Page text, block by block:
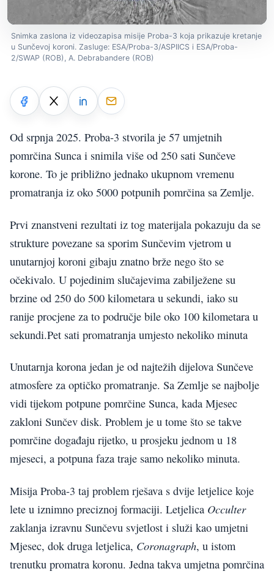
Snimka zaslona iz videozapisa misije Proba-3 koja prikazuje kretanje
u Sunčevoj koroni. Zasluge: ESA/Proba-3/ASPIICS i ESA/Proba-
2/SWAP (ROB), A. Debrabandere (ROB)
Od srpnja 2025. Proba-3 stvorila je 57 umjetnih
pomrčina Sunca i snimila više od 250 sati Sunčeve
korone. To je približno jednako ukupnom vremenu
promatranja iz oko 5000 potpunih pomrčina sa Zemlje.
Prvi znanstveni rezultati iz tog materijala pokazuju da se
strukture povezane sa sporim Sunčevim vjetrom u
unutarnjoj koroni gibaju znatno brže nego što se
očekivalo. U pojedinim slučajevima zabilježene su
brzine od 250 do 500 kilometara u sekundi, iako su
ranije procjene za to područje bile oko 100 kilometara u
sekundi.Pet sati promatranja umjesto nekoliko minuta
Unutarnja korona jedan je od najtežih dijelova Sunčeve
atmosfere za optičko promatranje. Sa Zemlje se najbolje
vidi tijekom potpune pomrčine Sunca, kada Mjesec
zakloni Sunčev disk. Problem je u tome što se takve
pomrčine događaju rijetko, u prosjeku jednom u 18
mjeseci, a potpuna faza traje samo nekoliko minuta.
Misija Proba-3 taj problem rješava s dvije letjelice koje
lete u iznimno preciznoj formaciji. Letjelica Occulter
zaklanja izravnu Sunčevu svjetlost i služi kao umjetni
Mjesec, dok druga letjelica, Coronagraph, u istom
trenutku promatra koronu. Jedna takva umjetna pomrčina